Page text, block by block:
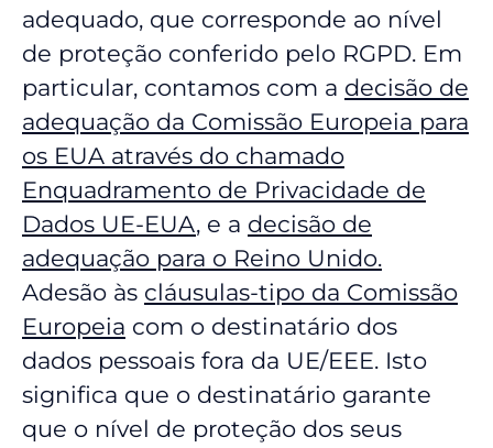
adequado, que corresponde ao nível
de proteção conferido pelo RGPD. Em
particular, contamos com a decisão de
adequação da Comissão Europeia para
os EUA através do chamado
Enquadramento de Privacidade de
Dados UE-EUA, e a decisão de
adequação para o Reino Unido.
Adesão às cláusulas-tipo da Comissão
Europeia com o destinatário dos
dados pessoais fora da UE/EEE. Isto
significa que o destinatário garante
que o nível de proteção dos seus